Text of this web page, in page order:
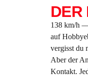
DER
138 km/h —
auf
vergisst du
Aber der
Kontakt.